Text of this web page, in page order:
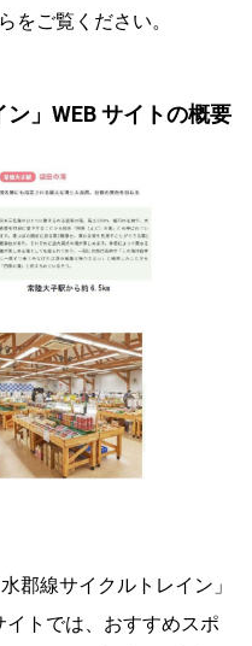
をご覧ください。
」WEB サイトの概要
郡線サイクルトレイン」
トでは、おすすめスポ